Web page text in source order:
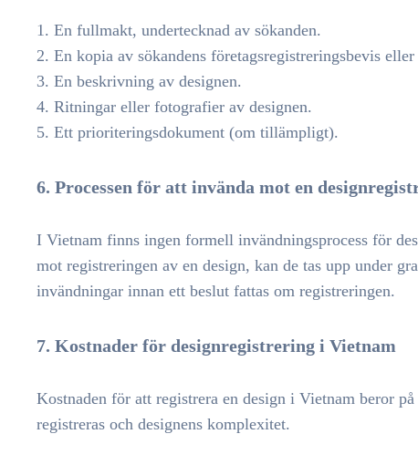
1. En fullmakt, undertecknad av sökanden.
2. En kopia av sökandens företagsregistreringsbevis
3. En beskrivning av designen.
4. Ritningar eller fotografier av designen.
5. Ett prioriteringsdokument (om tillämpligt).
6. Processen för att invända mot en
I Vietnam finns ingen formell invändningsprocess för
mot registreringen av en design, kan de tas upp under
invändningar innan ett beslut fattas om registreringen.
7. Kostnader för designregistrering i Vietnam
Kostnaden för att registrera en design i Vietnam beror
registreras och designens komplexitet.